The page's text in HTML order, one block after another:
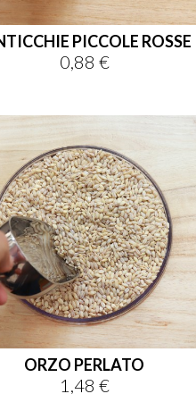
PICCOLE ROSSE
Prezzo
0,88 €
ORZO PERLATO
Prezzo
1,48 €